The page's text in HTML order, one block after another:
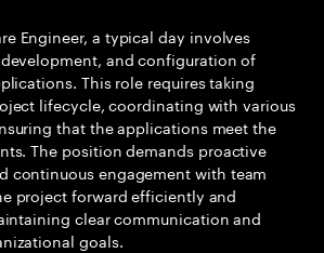
Engineer, a typical day involves
and configuration of
This role requires taking
lifecycle, coordinating with various
that the applications meet the
The position demands proactive
continuous engagement with team
project forward efficiently and
clear communication and
goals.